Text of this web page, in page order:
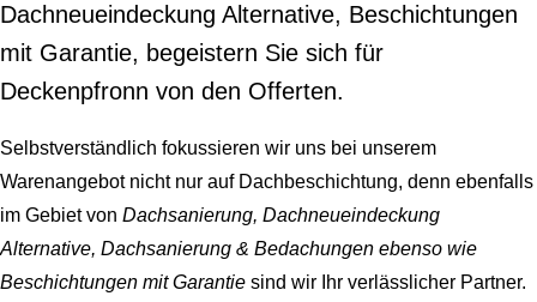
Dachneueindeckung Alternative, Beschichtungen
mit Garantie, begeistern Sie sich für
Deckenpfronn von den Offerten.
Selbstverständlich fokussieren wir uns bei unserem
Warenangebot nicht nur auf Dachbeschichtung, denn ebenfalls
im Gebiet von Dachsanierung, Dachneueindeckung
Alternative, Dachsanierung & Bedachungen ebenso wie
Beschichtungen mit Garantie sind wir Ihr verlässlicher Partner.